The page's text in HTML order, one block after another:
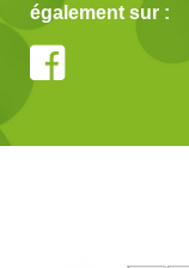
également sur :